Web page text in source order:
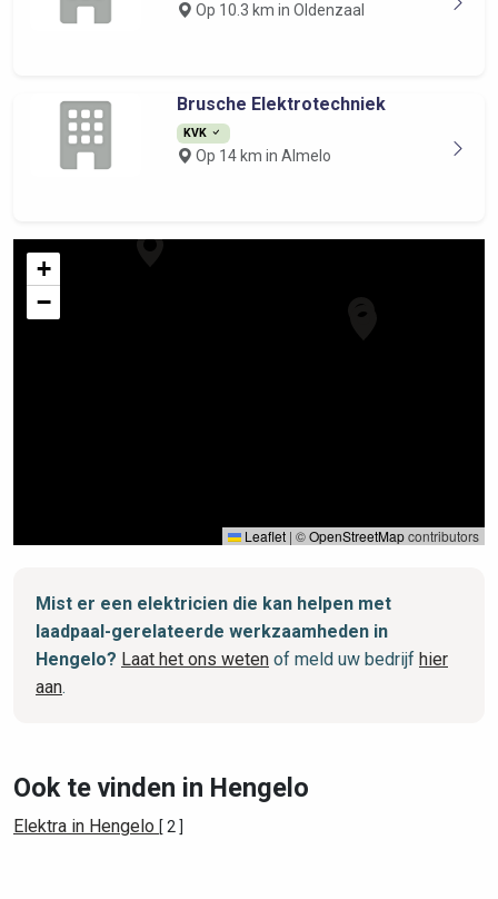
Op 10.3 km in Oldenzaal
Brusche Elektrotechniek
KVK
Op 14 km in Almelo
+
−
Leaflet | ©OpenStreetMapcontributors
Mist er een elektricien die kan helpen met
laadpaal-gerelateerde werkzaamheden in
Hengelo? Laat het ons weten of meld uw bedrijf hier
aan.
Ook te vinden in Hengelo
Elektra in Hengelo [ 2 ]